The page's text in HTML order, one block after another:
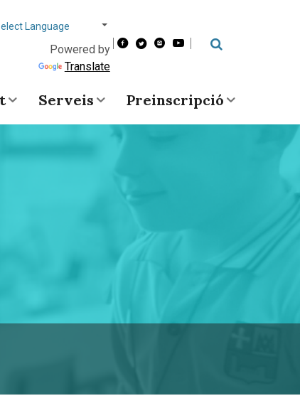
language
Powered by
Translate
Serveis Preinscripció